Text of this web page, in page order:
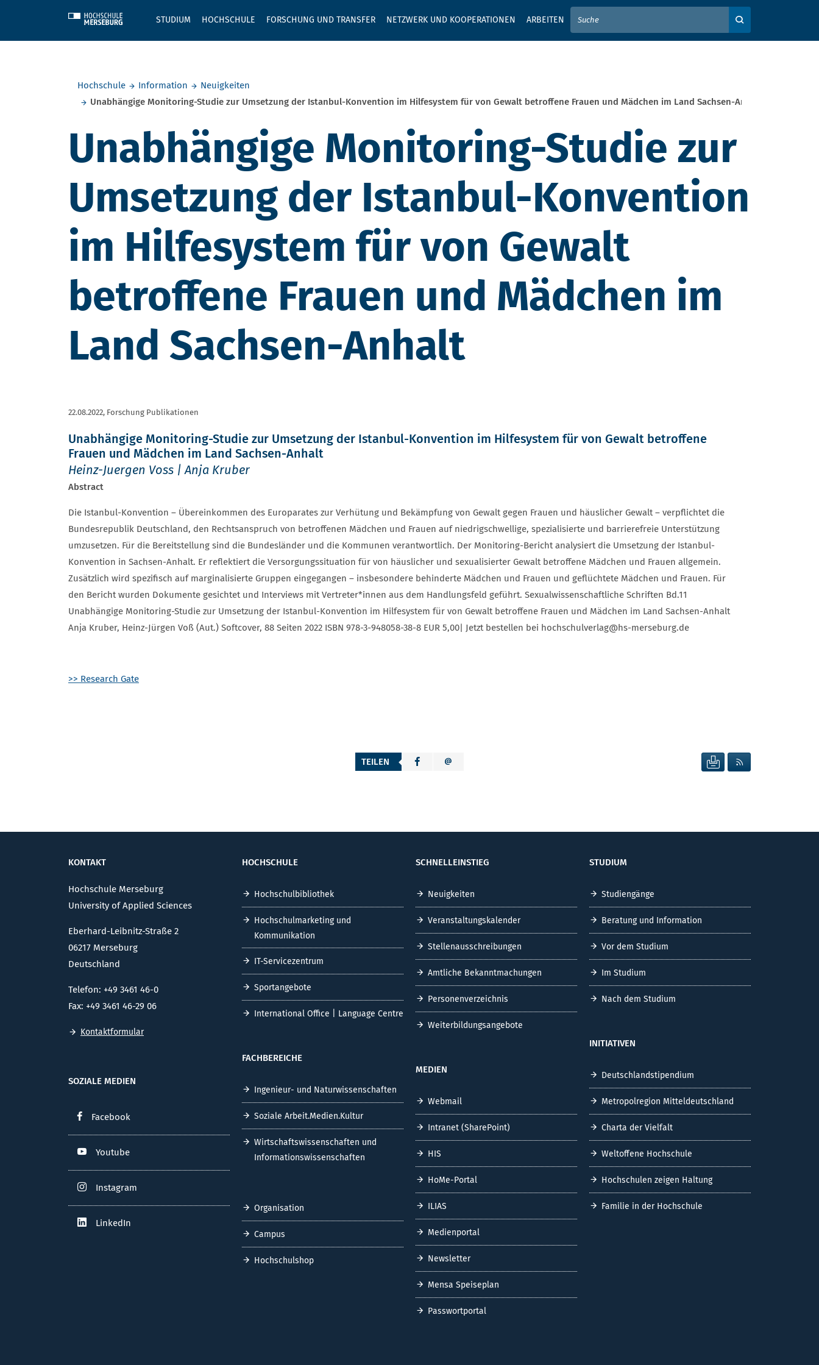
STUDIUM HOCHSCHULE FORSCHUNG UND TRANSFER NETZWERK UND KOOPERATIONEN ARBEITEN
GEBEN SIE HIER IHREN SUCHBEGRIFF EIN
Hochschule
Information
Neuigkeiten
Unabhängige Monitoring-Studie zur Umsetzung der Istanbul-Konvention im Hilfesystem für von Gewalt betroffene Frauen und Mädchen im Land Sachsen-Anhalt
Unabhängige Monitoring-Studie zur
Umsetzung der Istanbul-Konvention
im Hilfesystem für von Gewalt
betroffene Frauen und Mädchen im
Land Sachsen-Anhalt
22.08.2022, Forschung Publikationen
Unabhängige Monitoring-Studie zur Umsetzung der Istanbul-Konvention im Hilfesystem für von Gewalt betroffene
Frauen und Mädchen im Land Sachsen-Anhalt
Heinz-Juergen Voss | Anja Kruber
Abstract
Die Istanbul-Konvention – Übereinkommen des Europarates zur Verhütung und Bekämpfung von Gewalt gegen Frauen und häuslicher Gewalt – verpflichtet die
Bundesrepublik Deutschland, den Rechtsanspruch von betroffenen Mädchen und Frauen auf niedrigschwellige, spezialisierte und barrierefreie Unterstützung
umzusetzen. Für die Bereitstellung sind die Bundesländer und die Kommunen verantwortlich. Der Monitoring-Bericht analysiert die Umsetzung der Istanbul-
Konvention in Sachsen-Anhalt. Er reflektiert die Versorgungssituation für von häuslicher und sexualisierter Gewalt betroffene Mädchen und Frauen allgemein.
Zusätzlich wird spezifisch auf marginalisierte Gruppen eingegangen – insbesondere behinderte Mädchen und Frauen und geflüchtete Mädchen und Frauen. Für
den Bericht wurden Dokumente gesichtet und Interviews mit Vertreter*innen aus dem Handlungsfeld geführt. Sexualwissenschaftliche Schriften Bd.11
Unabhängige Monitoring-Studie zur Umsetzung der Istanbul-Konvention im Hilfesystem für von Gewalt betroffene Frauen und Mädchen im Land Sachsen-Anhalt
Anja Kruber, Heinz-Jürgen Voß (Aut.) Softcover, 88 Seiten 2022 ISBN 978-3-948058-38-8 EUR 5,00| Jetzt bestellen bei hochschulverlag@hs-merseburg.de
>> Research Gate
TEILEN SEITE DRUCKEN
KONTAKT
Hochschule Merseburg
University of Applied Sciences
Eberhard-Leibnitz-Straße 2
06217 Merseburg
Deutschland
Telefon: +49 3461 46-0
Fax: +49 3461 46-29 06
Kontaktformular
SOZIALE MEDIEN
Facebook
Youtube
Instagram
LinkedIn
HOCHSCHULE
Hochschulbibliothek
Hochschulmarketing und
Kommunikation
IT-Servicezentrum
Sportangebote
International Office | Language Centre
FACHBEREICHE
Ingenieur- und Naturwissenschaften
Soziale Arbeit.Medien.Kultur
Wirtschaftswissenschaften und
Informationswissenschaften
Organisation
Campus
Hochschulshop
SCHNELLEINSTIEG
Neuigkeiten
Veranstaltungskalender
Stellenausschreibungen
Amtliche Bekanntmachungen
Personenverzeichnis
Weiterbildungsangebote
MEDIEN
Webmail
Intranet (SharePoint)
HIS
HoMe-Portal
ILIAS
Medienportal
Newsletter
Mensa Speiseplan
Passwortportal
STUDIUM
Studiengänge
Beratung und Information
Vor dem Studium
Im Studium
Nach dem Studium
INITIATIVEN
Deutschlandstipendium
Metropolregion Mitteldeutschland
Charta der Vielfalt
Weltoffene Hochschule
Hochschulen zeigen Haltung
Familie in der Hochschule